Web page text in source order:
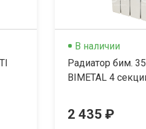
В наличии
Радиатор бим.
BIMETAL 4
2 435 ₽